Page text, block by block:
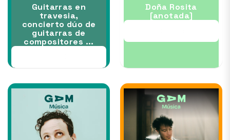
Guitarras en
travesia,
concierto dúo de
guitarras de
compositores ...
Doña Rosita
[anotada]